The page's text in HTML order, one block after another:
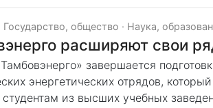
Государство, общество · Наука,
расширяют свои
завершается
энергетических отрядов,
из высших учебных